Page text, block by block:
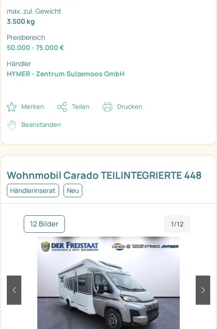
Wohnmobil Carado TEILINTEGRIERTE 448
Händlerinserat Neu
12 Bilder 1/12
zurück
max. zul. Gewicht
3.500 kg
Preisbereich
50.000 - 75.000 €
Händler
HYMER - Zentrum Sulzemoos GmbH
Merken Teilen Drucken
Beanstanden